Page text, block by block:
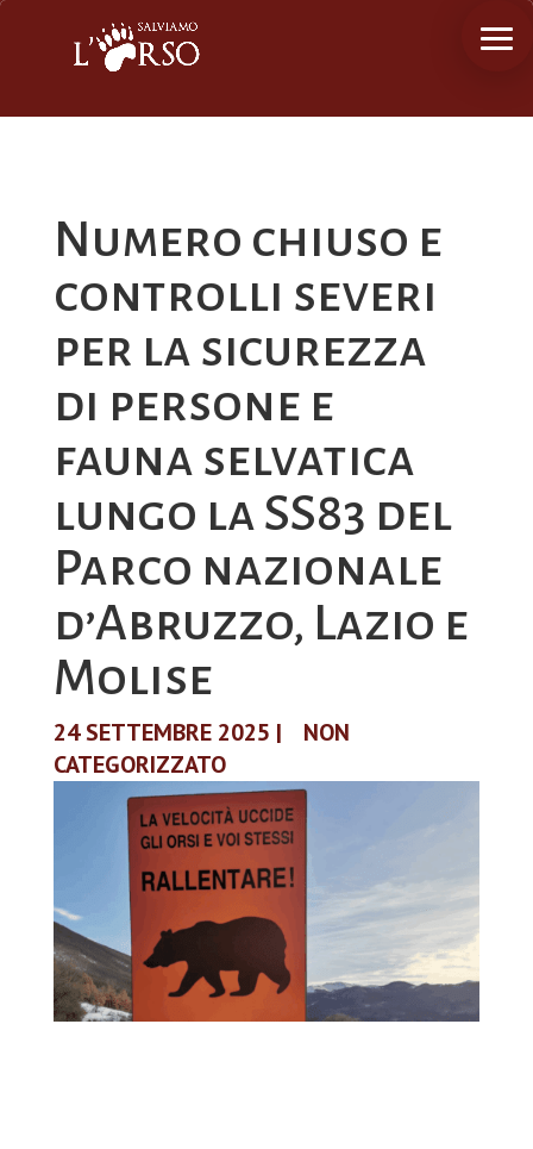
Numero chiuso e
controlli severi
per la sicurezza
di persone e
fauna selvatica
lungo la SS83 del
Parco nazionale
d’Abruzzo, Lazio e
Molise
24 SETTEMBRE 2025 |
NON
CATEGORIZZATO